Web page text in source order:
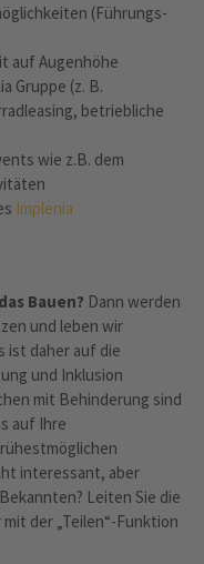
(Führungs-
auf Augenhöhe
Gruppe (z. B.
betriebliche
wie z.B. dem
Implenia
Bauen? Dann werden
und leben wir
ist daher auf die
und Inklusion
mit Behinderung sind
auf Ihre
interessant, aber
Leiten Sie die
mit der „Teilen“-Funktion